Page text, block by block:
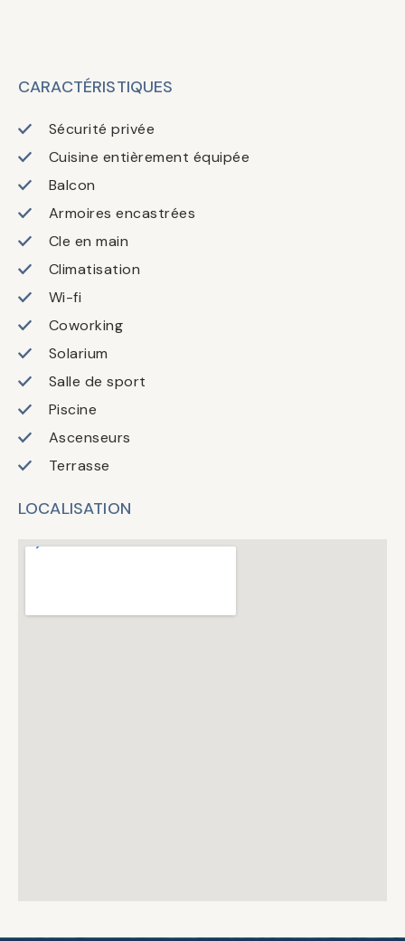
CARACTÉRISTIQUES
Sécurité privée
Cuisine entièrement équipée
Balcon
Armoires encastrées
Cle en main
Climatisation
Wi-fi
Coworking
Solarium
Salle de sport
Piscine
Ascenseurs
Terrasse
LOCALISATION